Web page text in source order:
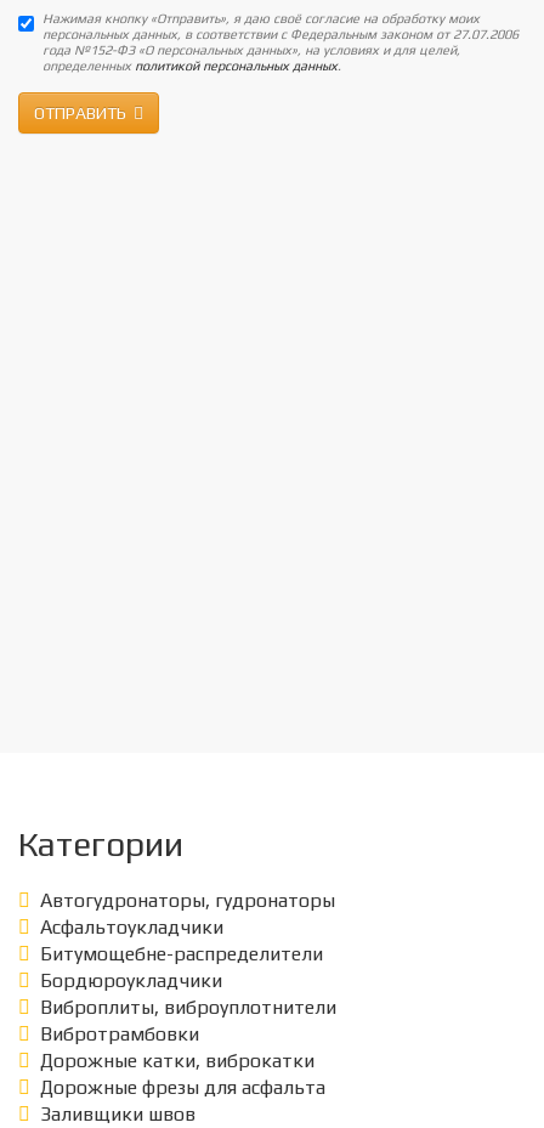
Нажимая кнопку «Отправить», я даю своё согласие на обработку моих
персональных данных, в соответствии с Федеральным законом от 27.07.2006
года №152-ФЗ «О персональных данных», на условиях и для целей,
определенных политикой персональных данных.
ОТПРАВИТЬ
Категории
Автогудронаторы, гудронаторы
Асфальтоукладчики
Битумощебне-распределители
Бордюроукладчики
Виброплиты, виброуплотнители
Вибротрамбовки
Дорожные катки, виброкатки
Дорожные фрезы для асфальта
Заливщики швов